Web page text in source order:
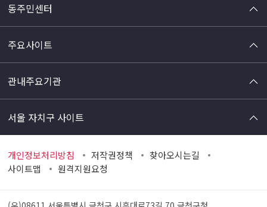
동주민센터
주요사이트
관내주요기관
서울 자치구 사이트
개인정보처리방침 저작권정책
찾아오시는길
사이트맵
원격지원요청